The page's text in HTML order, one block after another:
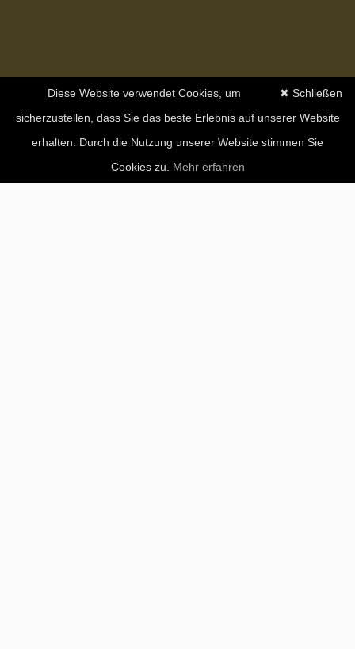
✖ Schließen
Diese Website verwendet Cookies, um
sicherzustellen, dass Sie das beste Erlebnis auf unserer Website
erhalten. Durch die Nutzung unserer Website stimmen Sie
Cookies zu. Mehr erfahren